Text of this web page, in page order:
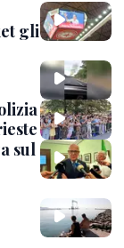
gli
sul